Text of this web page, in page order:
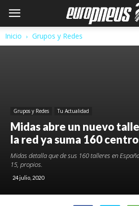
Inicio Grupos y Redes
Grupos y Redes Tu Actualidad
Midas abre un nuevo
la red ya suma 160
Midas detalla que de sus 160 talleres en
15, propios.
24 julio, 2020